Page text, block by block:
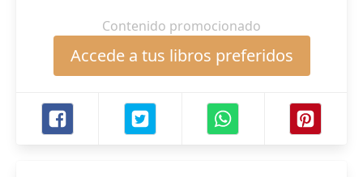
Contenido promocionado
Accede a tus libros preferidos